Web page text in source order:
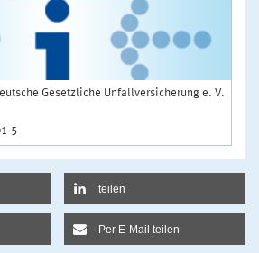
Gesetzliche Unfallversicherung e. V.
5
teilen
Per E-Mail teilen